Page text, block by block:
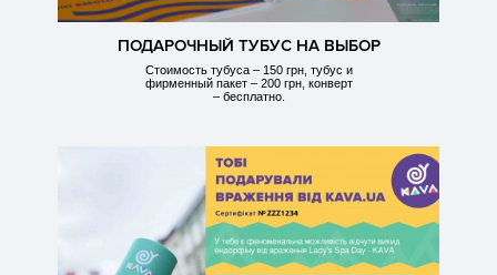
ПОДАРОЧНЫЙ ТУБУС НА ВЫБОР
Стоимость тубуса – 150 грн, тубус и
фирменный пакет – 200 грн, конверт
– бесплатно.